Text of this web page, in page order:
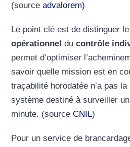
(source advalorem)
Le point clé est de distinguer le
opérationnel du contrôle
permet d’optimiser
savoir quelle mission est en
traçabilité horodatée n’a pas la
système destiné à surveiller
minute. (source CNIL)
Pour un service de